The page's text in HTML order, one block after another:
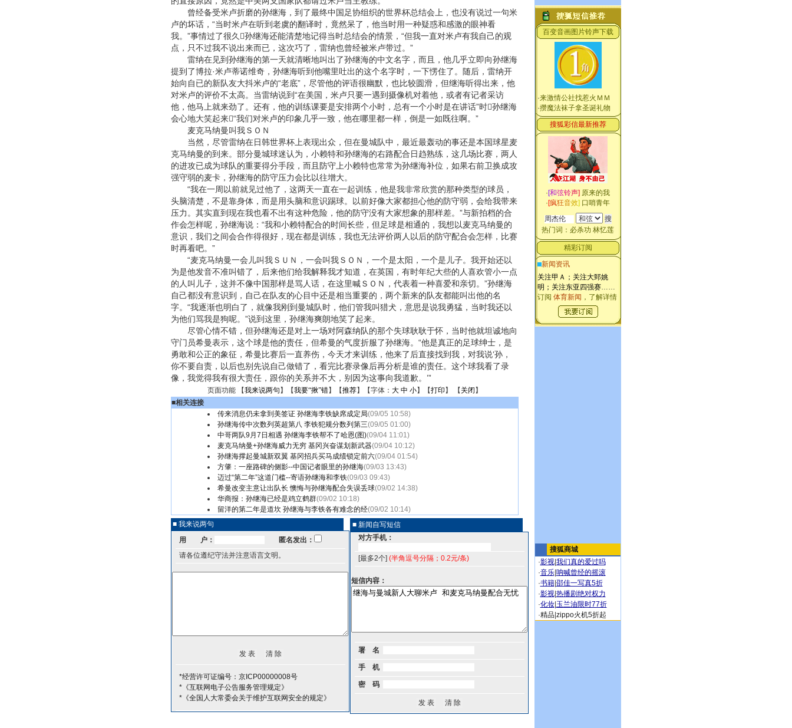
曾经备受米卢折磨的孙继海，到了最终中国足协组织的世界杯总结会上，也没有说过一句米
卢的坏话，“当时米卢在听到老虞的翻译时，竟然呆了，他当时用一种疑惑和感激的眼神看
我。”事情过了很久孙继海还能清楚地记得当时总结会的情景，“但我一直对米卢有我自己的观
点，只不过我不说出来而已，这次巧了，雷纳也曾经被米卢带过。”
雷纳在见到孙继海的第一天就清晰地叫出了孙继海的中文名字，而且，他几乎立即向孙继海
提到了博拉·米卢蒂诺维奇，孙继海听到他嘴里吐出的这个名字时，一下愣住了。随后，雷纳开
始向自已的新队友大抖米卢的“老底”，尽管他的评语很幽默，也比较圆滑，但继海听得出来，他
对米卢的评价不太高。当雷纳说到“在美国，米卢只要一遇到摄像机对着他，或者有记者采访
他，他马上就来劲了。还有，他的训练课要是安排两个小时，总有一个小时是在讲话”时孙继海
会心地大笑起来“我们对米卢的印象几乎一致，他在哪里都一样，倒是一如既往啊。”
麦克马纳曼叫我ＳＯＮ
当然，尽管雷纳在日韩世界杯上表现出众，但在曼城队中，最近最轰动的事还是本国球星麦
克马纳曼的到来。部分曼城球迷认为，小赖特和孙继海的右路配合日趋熟练，这几场比赛，两人
的进攻已成为球队的重要得分手段，而且防守上小赖特也常常为孙继海补位，如果右前卫换成攻
强守弱的麦卡，孙继海的防守压力会比以往增大。
“我在一周以前就见过他了，这两天一直在一起训练，他是我非常欣赏的那种类型的球员，
头脑清楚，不是靠身体，而是用头脑和意识踢球。以前好像大家都担心他的防守弱，会给我带来
压力。其实直到现在我也看不出有这种危险，他的防守没有大家想象的那样差。”与新拍档的合
作会怎样呢，孙继海说：“我和小赖特配合的时间长些，但足球是相通的，我想以麦克马纳曼的
意识，我们之间会合作得很好，现在都是训练，我也无法评价两人以后的防守配合会怎样，比赛
时再看吧。”
“麦克马纳曼一会儿叫我ＳＵＮ，一会叫我ＳＯＮ，一个是太阳，一个是儿子。我开始还以
为是他发音不准叫错了，后来他们给我解释我才知道，在英国，有时年纪大些的人喜欢管小一点
的人叫儿子，这并不像中国那样是骂人话，在这里喊ＳＯＮ，代表着一种喜爱和亲切。”孙继海
自己都没有意识到，自己在队友的心目中还是相当重要的，两个新来的队友都能叫出他的名
字。“我逐渐也明白了，就像我刚到曼城队时，他们管我叫猎犬，意思是说我勇猛，当时我还以
为他们骂我是狗呢。”说到这里，孙继海爽朗地笑了起来。
尽管心情不错，但孙继海还是对上一场对阿森纳队的那个失球耿耿于怀，当时他就坦诚地向
守门员希曼表示，这个球是他的责任，但希曼的气度折服了孙继海。“他是真正的足球绅士，是
勇敢和公正的象征，希曼比赛后一直养伤，今天才来训练，他来了后直接找到我，对我说‘孙，
你不要自责，以后也别先说自己做错了，看完比赛录像后再分析是谁的责任。这个球我看了录
像，我觉得我有很大责任，跟你的关系并不大，别因为这事向我道歉。’”
页面功能 【我来说两句 】【我要“揪”错】【推荐】【字体： 大 中 小】【打印 】 【 关闭 】
■相关连接
传来消息仍未拿到美签证 孙继海李铁缺席成定局(09/05 10:58)
孙继海传中次数列英超第八 李铁犯规分数列第三(09/05 01:00)
中哥两队9月7日相遇 孙继海李铁帮不了哈恩(图)(09/04 11:01)
麦克马纳曼+孙继海威力无穷 基冈兴奋谋划新武器(09/04 10:12)
孙继海撑起曼城新双翼 基冈招兵买马成绩锁定前六(09/04 01:54)
方肇：一座路碑的侧影--中国记者眼里的孙继海(09/03 13:43)
迈过“第二年”这道门槛--寄语孙继海和李铁(09/03 09:43)
希曼改变主意让出队长 懊悔与孙继海配合失误丢球(09/02 14:38)
华商报：孙继海已经是鸡立鹤群(09/02 10:18)
留洋的第二年是道坎 孙继海与李铁各有难念的经(09/02 10:14)
■ 我来说两句
用 户：
匿名发出：
请各位遵纪守法并注意语言文明。
*经营许可证编号：京ICP00000008号
*《互联网电子公告服务管理规定》
*《全国人大常委会关于维护互联网安全的规定》
■ 新闻自写短信
对方手机：
[最多2个] (半角逗号分隔；0.2元/条)
短信内容：
署 名
手 机
密 码
百变音画图片铃声下载
·来激情公社找惹火ＭＭ
·攒魔法袜子拿圣诞礼物
搜狐彩信最新推荐
·[和弦铃声] 原来的我
·[疯狂音效] 口哨青年
热门词： 必杀功 林忆莲
精彩订阅
新闻资讯
关注甲Ａ；关注大郅姚
明；关注东亚四强赛……
订阅 体育新闻 ，了解详情
搜狐商城
·影视| 我们真的爱过吗
·音乐| 呐喊曾经的摇滚
·书籍| 邵佳一写真5折
·影视| 热播剧绝对权力
·化妆| 玉兰油限时77折
·精品| zippo火机5折起